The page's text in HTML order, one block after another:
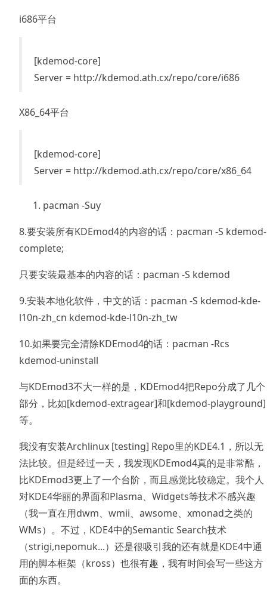
i686平台
[kdemod-core]
Server = http://kdemod.ath.cx/repo/core/i686
X86_64平台
[kdemod-core]
Server = http://kdemod.ath.cx/repo/core/x86_64
pacman -Suy
8.要安装所有KDEmod4的内容的话：pacman -S kdemod-
complete;
只要安装最基本的内容的话：pacman -S kdemod
9.安装本地化软件，中文的话：pacman -S kdemod-kde-
l10n-zh_cn kdemod-kde-l10n-zh_tw
10.如果要完全清除KDEmod4的话：pacman -Rcs
kdemod-uninstall
与KDEmod3不大一样的是，KDEmod4把Repo分成了几个
部分，比如[kdemod-extragear]和[kdemod-playground]
等。
我没有安装Archlinux [testing] Repo里的KDE4.1，所以无
法比较。但是经过一天，我发现KDEmod4真的是非常酷，
比KDEmod3更上了一个台阶，而且感觉比较稳定。我个人
对KDE4华丽的界面和Plasma、Widgets等技术不感兴趣
（我一直在用dwm、wmii、awsome、xmonad之类的
WMs）。不过，KDE4中的Semantic Search技术
（strigi,nepomuk...）还是很吸引我的还有就是KDE4中通
用的脚本框架（kross）也很有趣，我有时间会写一些这方
面的东西。